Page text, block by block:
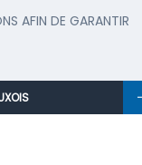
AFIN DE GARANTIR